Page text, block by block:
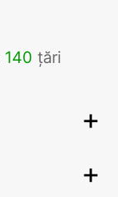
140 țări